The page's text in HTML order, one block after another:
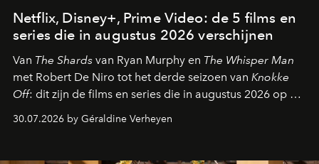
Netflix, Disney+, Prime Video: de 5 films en
series die in augustus 2026 verschijnen
Van The Shards van Ryan Murphy en The Whisper Man
met Robert De Niro tot het derde seizoen van Knokke
Off: dit zijn de films en series die in augustus 2026 op de
streamingplatformen verschijnen.
30.07.2026 by Géraldine Verheyen